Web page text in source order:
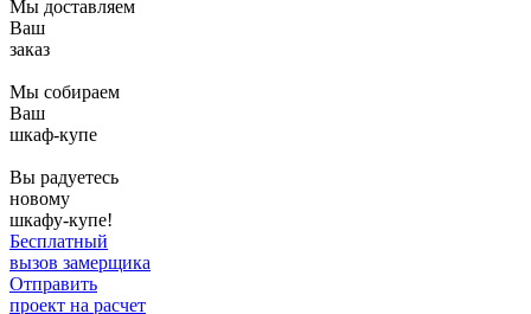
Мы доставляем
Ваш
заказ
Мы собираем
Ваш
шкаф-купе
Вы радуетесь
новому
шкафу-купе!
Бесплатный
вызов замерщика
Отправить
проект на расчет